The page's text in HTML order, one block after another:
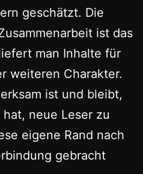
geschätzt. Die
ist das
man Inhalte für
weiteren Charakter.
ist und bleibt,
neue Leser zu
eigene Rand nach
gebracht